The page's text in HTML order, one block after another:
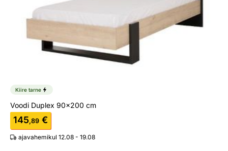
Kiire tarne
Voodi Duplex 90x200 cm
145,89 €
ajavahemikul 12.08 - 19.08